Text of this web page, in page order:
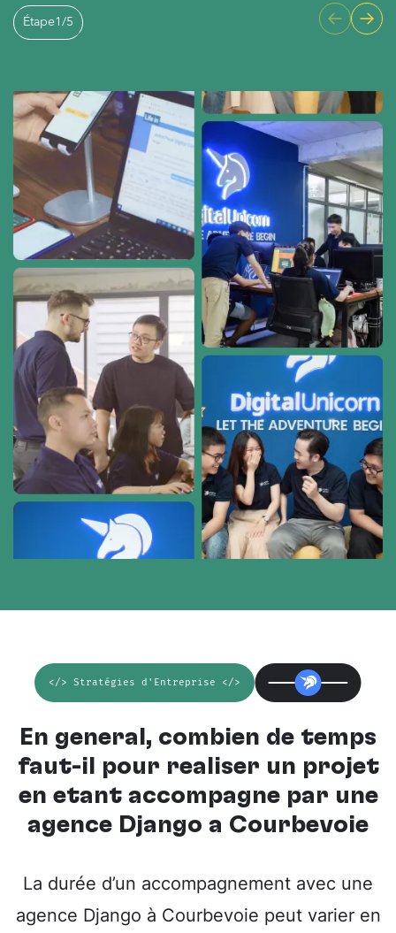
Étape1 /5
</> Stratégies d'Entreprise </>
En général, combien de temps
faut-il pour réaliser un projet
en étant accompagné par une
agence Django à Courbevoie
La durée d’un accompagnement avec une
agence Django à Courbevoie peut varier en